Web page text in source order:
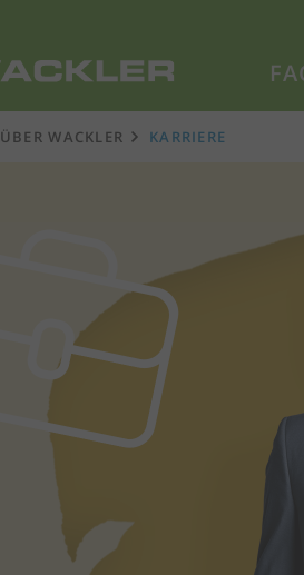
ÜBER WACKLER KARRIERE